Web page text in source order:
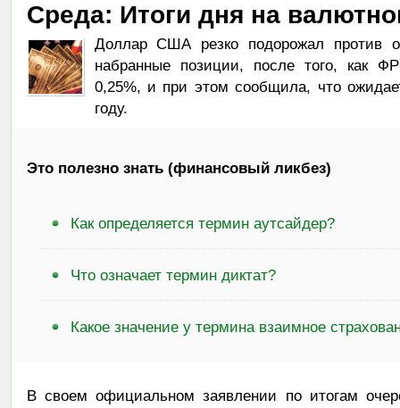
Среда: Итоги дня на
Доллар США резко подорожал против
набранные позиции, после того, как
0,25%, и при этом сообщила, что
году.
Это полезно знать (финансовый ликбез)
Как определяется термин аутсайдер?
Что означает термин диктат?
Какое значение у термина взаимное
В своем официальном заявлении по итогам